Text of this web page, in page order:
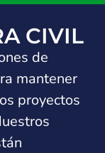
CIVIL
de
mantener
proyectos